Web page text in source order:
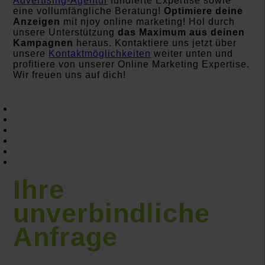
eine vollumfängliche Beratung! Optimiere deine
Anzeigen mit njoy online marketing! Hol durch
unsere Unterstützung das Maximum aus deinen
Kampagnen heraus. Kontaktiere uns jetzt über
unsere Kontaktmöglichkeiten weiter unten und
profitiere von unserer Online Marketing Expertise.
Wir freuen uns auf dich!
Ihre
unverbindliche
Anfrage